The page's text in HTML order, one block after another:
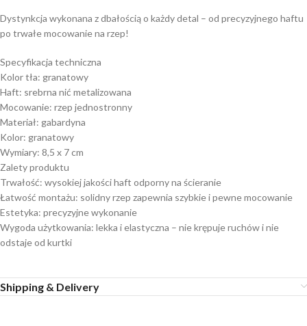
Dystynkcja wykonana z dbałością o każdy detal – od precyzyjnego haftu
po trwałe mocowanie na rzep!
Specyfikacja techniczna
Kolor tła: granatowy
Haft: srebrna nić metalizowana
Mocowanie: rzep jednostronny
Materiał: gabardyna
Kolor: granatowy
Wymiary: 8,5 x 7 cm
Zalety produktu
Trwałość: wysokiej jakości haft odporny na ścieranie
Łatwość montażu: solidny rzep zapewnia szybkie i pewne mocowanie
Estetyka: precyzyjne wykonanie
Wygoda użytkowania: lekka i elastyczna – nie krępuje ruchów i nie
odstaje od kurtki
Shipping & Delivery